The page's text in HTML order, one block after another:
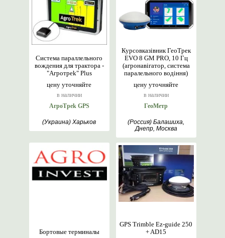
цену уточняйте
в наличии
Система параллельного
вождения для трактора -
"Aгрoтрek" Plus
AгрoTреk GPS
(Украина) Харьков
цену уточняйте
в наличии
Курсовказівник ГеоТрек
EVO 8 GM PRO, 10 Гц
(агронавігатор, система
паралельного водіння)
ГеоМетр
(Россия) Балашиха,
Днепр, Москва
Бортовые терминалы
GPS Trimble Ez-guide 250
+ AD15